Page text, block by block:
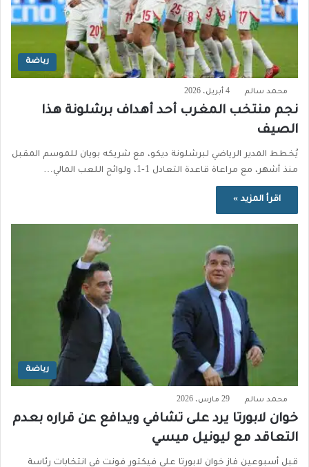
رياضة
محمد سالم 4 أبريل، 2026
نجم منتخب المغرب أحد أهداف برشلونة هذا
الصيف
يُخطط المدير الرياضي لبرشلونة ديكو، مع شريكه بويان للموسم المقبل
منذ أشهر، مع مراعاة قاعدة التعادل 1-1، ولوائح اللعب المالي…
اقرأ المزيد »
رياضة
محمد سالم 29 مارس، 2026
خوان لابورتا يرد على تشافي ويدافع عن قراره بعدم
التعاقد مع ليونيل ميسي
قبل أسبوعين فاز خوان لابورتا على فيكتور فونت في انتخابات رئاسة